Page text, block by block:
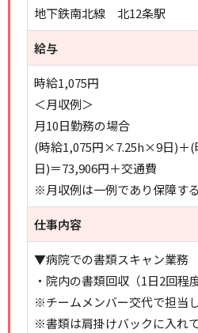
地下鉄南北線 北12条駅
給与
時給1,075円
＜月収例＞
月10日勤務の場合
(時給1,075円×7.25h×9日)＋
日)＝73,906円＋交通費
※月収例は一例であり保障す
仕事内容
▼病院での書類スキャン業務
・院内の書類回収（1日2回程度
※チームメンバー交代で担当
※書類は肩掛けバックに入れて